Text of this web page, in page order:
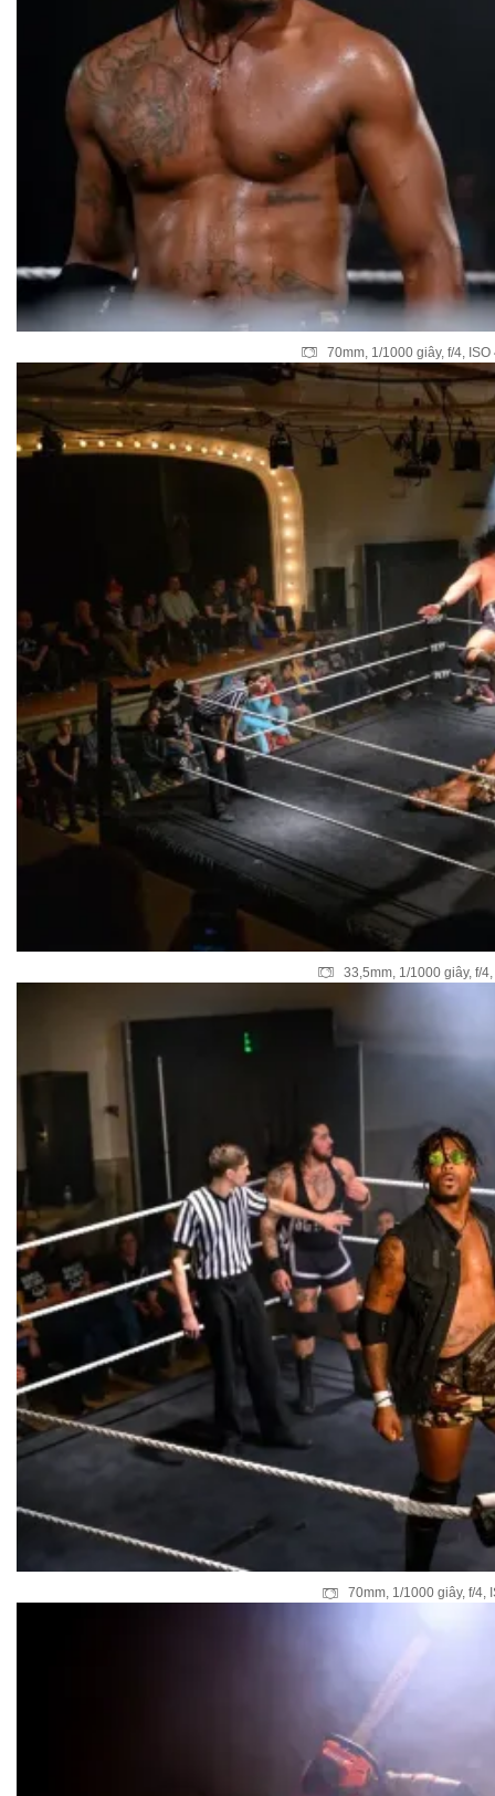
70mm, 1/1000 giây, f/4,
33,5mm, 1/1000 giây, f/
70mm, 1/1000 giây, f/4,